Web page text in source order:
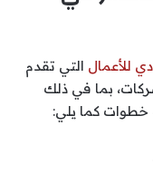
للأعمال التي تقدم
بما في ذلك
خطوات كما يلي: